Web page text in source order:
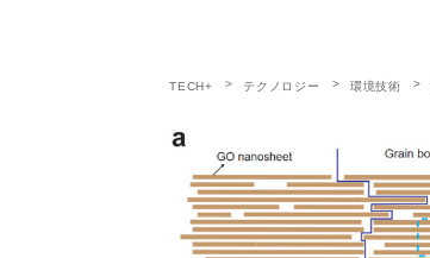
TECH+ テクノロジー 環境技術